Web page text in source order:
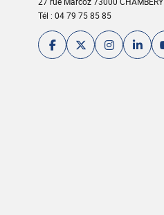
Tél : 04 79 75 85 85